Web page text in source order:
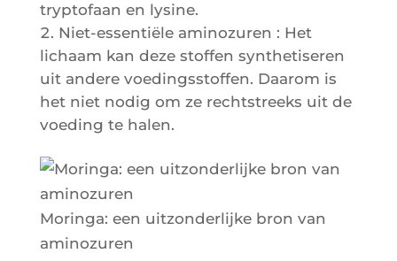
tryp­to­faan en lysine.
Niet-essen­tiële ami­no­zu­ren : Het
lichaam kan deze stof­fen syn­the­ti­se­ren
uit andere voe­ding­ss­tof­fen. Daa­rom is
het niet nodig om ze rechts­treeks uit de
voe­ding te halen.
Morin­ga: een uit­zon­der­lijke bron van
aminozuren